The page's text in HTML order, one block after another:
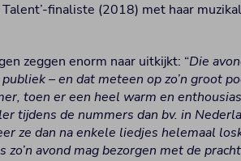
finaliste (2018) met haar
zeggen enorm naar uitkijkt: “Die
– en dat meteen op zo’n groot
toen er een heel warm en
tijdens de nummers dan bv. in
ze dan na enkele liedjes helemaal
avond mag bezorgen met de